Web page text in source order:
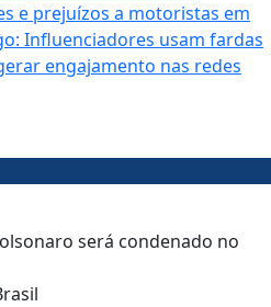
e prejuízos a motoristas em
Influenciadores usam fardas
engajamento nas redes